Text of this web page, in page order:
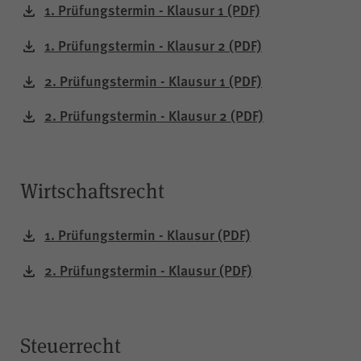
1. Prüfungstermin - Klausur 1 (PDF)
1. Prüfungstermin - Klausur 2 (PDF)
2. Prüfungstermin - Klausur 1 (PDF)
2. Prüfungstermin - Klausur 2 (PDF)
Wirtschaftsrecht
1. Prüfungstermin - Klausur (PDF)
2. Prüfungstermin - Klausur (PDF)
Steuerrecht
Zweck
Gilt nur für die Digitalisierungs-
"Wissen >
(WPK)®":
gegebenen Antworten während
Zeitpunkt an der gleichen Stelle
ups gelöscht.